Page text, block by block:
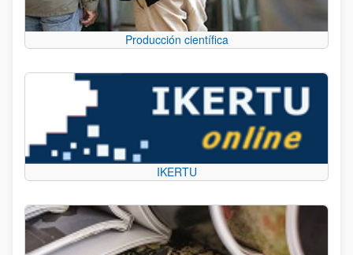
Producción científica
IKERTU